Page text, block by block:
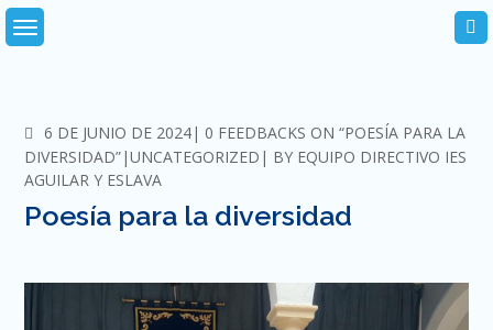
Skip
to
6 DE JUNIO DE 2024 COMMENTS
0 FEEDBACKS ON “POESÍA PARA LA
DIVERSIDAD” UNCATEGORIZED BY EQUIPO DIRECTIVO IES
AGUILAR Y ESLAVA
Poesía para la diversidad